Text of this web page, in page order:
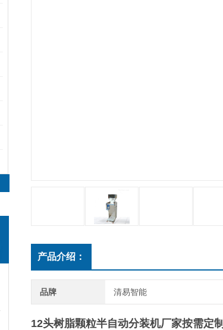
产品介绍：
品牌 清易智能
12头树脂颗粒半自动分装机厂家按需定制